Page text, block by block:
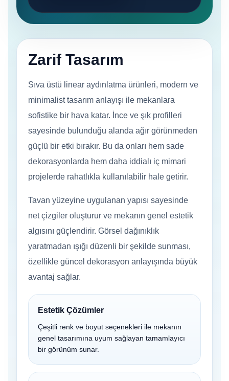
Zarif Tasarım
Sıva üstü linear aydınlatma ürünleri, modern ve
minimalist tasarım anlayışı ile mekanlara
sofistike bir hava katar. İnce ve şık profilleri
sayesinde bulunduğu alanda ağır görünmeden
güçlü bir etki bırakır. Bu da onları hem sade
dekorasyonlarda hem daha iddialı iç mimari
projelerde rahatlıkla kullanılabilir hale getirir.
Tavan yüzeyine uygulanan yapısı sayesinde
net çizgiler oluşturur ve mekanın genel estetik
algısını güçlendirir. Görsel dağınıklık
yaratmadan ışığı düzenli bir şekilde sunması,
özellikle güncel dekorasyon anlayışında büyük
avantaj sağlar.
Estetik Çözümler
Çeşitli renk ve boyut seçenekleri ile mekanın
genel tasarımına uyum sağlayan tamamlayıcı
bir görünüm sunar.